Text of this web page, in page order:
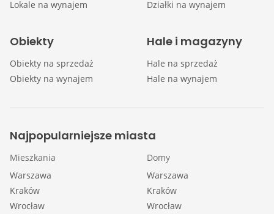
Lokale na wynajem
Działki na wynajem
Obiekty
Obiekty na sprzedaż
Obiekty na wynajem
Hale i magazyny
Hale na sprzedaż
Hale na wynajem
Najpopularniejsze miasta
Mieszkania
Warszawa
Kraków
Wrocław
Domy
Warszawa
Kraków
Wrocław